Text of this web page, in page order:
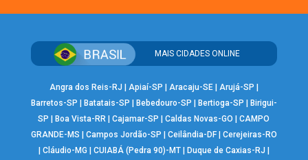
MAIS CIDADES ONLINE
Angra dos Reis-RJ | Apiaí-SP | Aracaju-SE| Arujá-SP |
Barretos-SP | Batatais-SP | Bebedouro-SP | Bertioga-SP | Birigui-
SP |Boa Vista-RR |Cajamar-SP |Caldas Novas-GO |CAMPO
GRANDE-MS | Campos Jordão-SP | Ceilândia-DF| Cerejeiras-RO
| Cláudio-MG | CUIABÁ (Pedra 90)-MT| Duque de Caxias-RJ |